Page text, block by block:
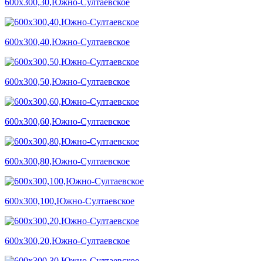
600х300,40,Южно-Султаевское
600х300,50,Южно-Султаевское
600х300,60,Южно-Султаевское
600х300,80,Южно-Султаевское
600х300,100,Южно-Султаевское
600х300,20,Южно-Султаевское